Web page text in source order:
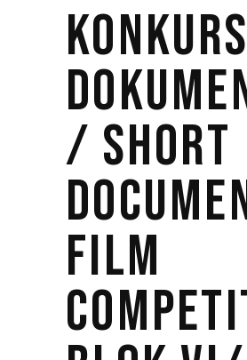
/ SHORT
FILM